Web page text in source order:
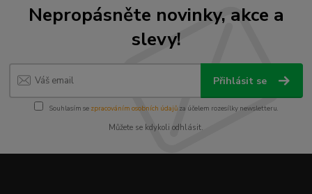
Nepropásněte novinky, akce a
slevy!
Přihlásit se
Souhlasím se zpracováním osobních údajůza účelem rozesílky newsletteru.
Můžete se kdykoli odhlásit.